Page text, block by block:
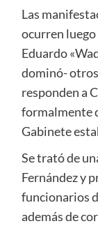
Las
ocurren
Eduardo
dominó-
responden a
formalmente
Gabinete
Se trató de
Fernández y
funcionarios
además de